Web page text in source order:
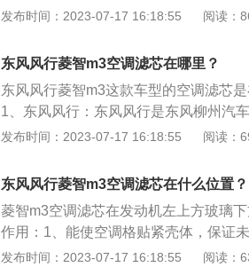
几个因素：路面坑洼：道路不畅或路面
机ECU控制更多的喷油量。如果发动机
发布时间：2023-07-17 16:18:55 阅读：
东风风行菱智m3空调滤芯在哪里？
东风风行菱智m3这款车型的空调滤芯
1、东风风行：东风风行是东风柳州汽
公司是东风汽车公司在南方重要的载货
入车厢;能分隔空气中，灰尘、花粉、
煤烟、臭氧、异味、碳氧化物、SO2
发布时间：2023-07-17 16:18:55 阅读：
东风风行菱智m3空调滤芯在什么位置？
菱智m3空调滤芯在发动机左上方玻璃
作用：1、能使空调格贴紧壳体，保证
中灰尘、花粉、研磨颗粒等固体杂质。
发布时间：2023-07-17 16:18:55 阅读：